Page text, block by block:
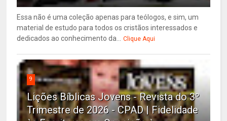
Essa não é uma coleção apenas para teólogos, e sim, um
material de estudo para todos os cristãos interessados e
dedicados ao conhecimento da... Clique Aqui
9
Lições Bíblicas Jovens - Revista do 3º
Trimestre de 2026 - CPAD | Fidelidade